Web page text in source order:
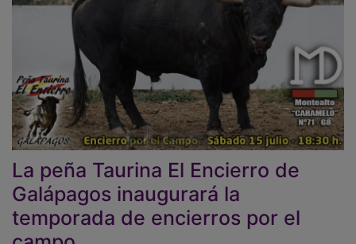
La peña Taurina El Encierro de
Galápagos inaugurará la
temporada de encierros por el
campo